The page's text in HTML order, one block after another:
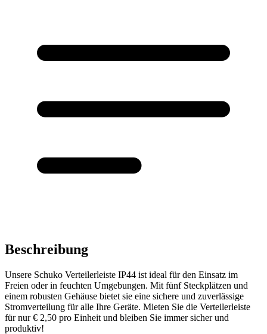
Beschreibung
Unsere Schuko Verteilerleiste IP44 ist ideal für den Einsatz im
Freien oder in feuchten Umgebungen. Mit fünf Steckplätzen und
einem robusten Gehäuse bietet sie eine sichere und zuverlässige
Stromverteilung für alle Ihre Geräte. Mieten Sie die Verteilerleiste
für nur € 2,50 pro Einheit und bleiben Sie immer sicher und
produktiv!